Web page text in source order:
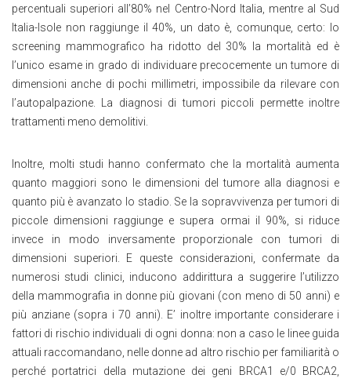
percentuali superiori all’80% nel Centro-Nord Italia, mentre al Sud
Italia-Isole non raggiunge il 40%, un dato è, comunque, certo: lo
screening mammografico ha ridotto del 30% la mortalità ed è
l’unico esame in grado di individuare precocemente un tumore di
dimensioni anche di pochi millimetri, impossibile da rilevare con
l’autopalpazione. La diagnosi di tumori piccoli permette inoltre
trattamenti meno demolitivi.
Inoltre, molti studi hanno confermato che la mortalità aumenta
quanto maggiori sono le dimensioni del tumore alla diagnosi e
quanto più è avanzato lo stadio. Se la sopravvivenza per tumori di
piccole dimensioni raggiunge e supera ormai il 90%, si riduce
invece in modo inversamente proporzionale con tumori di
dimensioni superiori. E queste considerazioni, confermate da
numerosi studi clinici, inducono addirittura a suggerire l’utilizzo
della mammografia in donne più giovani (con meno di 50 anni) e
più anziane (sopra i 70 anni). E’ inoltre importante considerare i
fattori di rischio individuali di ogni donna: non a caso le linee guida
attuali raccomandano, nelle donne ad altro rischio per familiarità o
perché portatrici della mutazione dei geni BRCA1 e/0 BRCA2,